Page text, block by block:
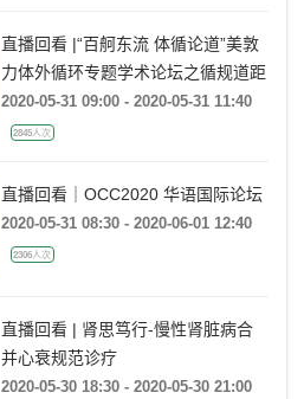
直播回看 |“百舸东流 体循论道”美敦
力体外循环专题学术论坛之循规道距
2020-05-31 09:00 - 2020-05-31 11:40
2845人次
直播回看｜OCC2020 华语国际论坛
2020-05-31 08:30 - 2020-06-01 12:40
2306人次
直播回看 | 肾思笃行-慢性肾脏病合
并心衰规范诊疗
2020-05-30 18:30 - 2020-05-30 21:00